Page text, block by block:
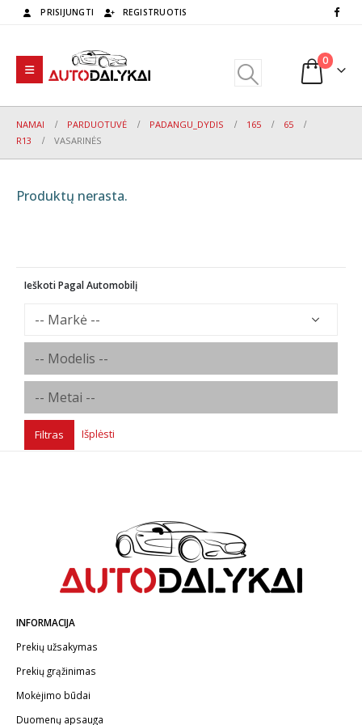
PRISIJUNGTI REGISTRUOTIS
0
NAMAI PARDUOTUVĖ PADANGU_DYDIS 165
65
R13
VASARINĖS
Produktų nerasta.
Ieškoti Pagal Automobilį
Filtras Išplėsti
INFORMACIJA
Prekių užsakymas
Prekių grąžinimas
Mokėjimo būdai
Duomenų apsauga